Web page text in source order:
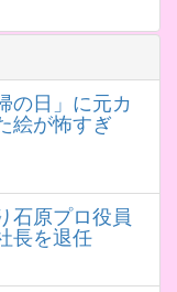
の日」に元カ
絵が怖すぎ
石原プロ役員
長を退任